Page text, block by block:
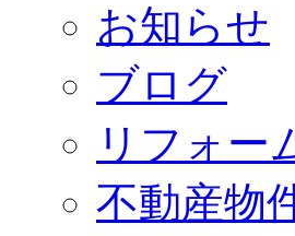
お知らせ
ブログ
リフォー
不動産物